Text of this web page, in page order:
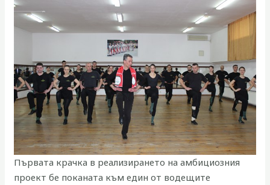
Първата крачка в реализирането на амбициозния
проект бе поканата към един от водещите